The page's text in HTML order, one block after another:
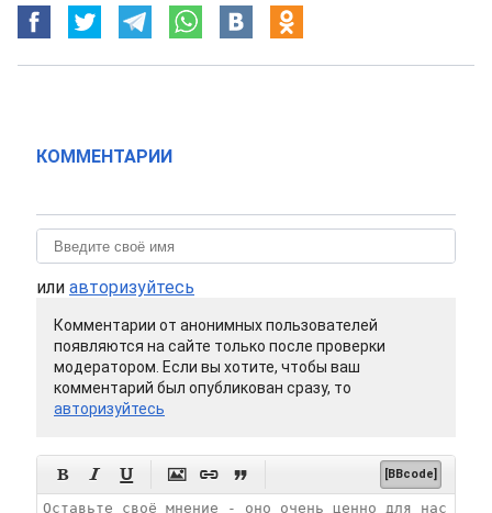
КОММЕНТАРИИ
или авторизуйтесь
Комментарии от анонимных пользователей
появляются на сайте только после проверки
модератором. Если вы хотите, чтобы ваш
комментарий был опубликован сразу, то
авторизуйтесь
      [BBcode]